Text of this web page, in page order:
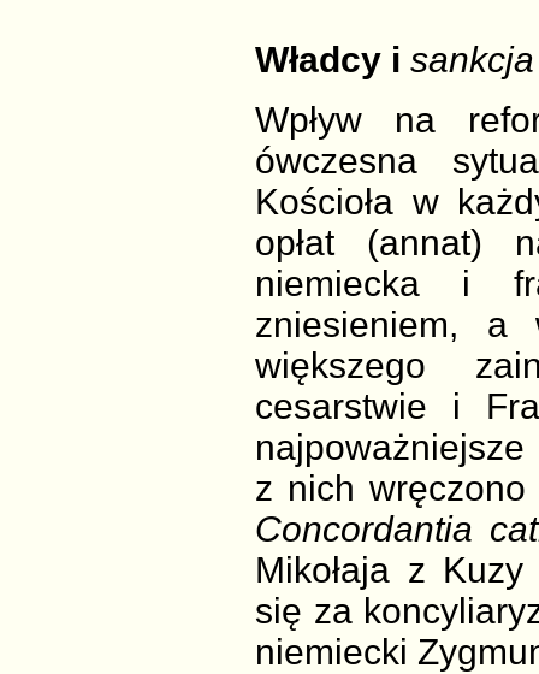
Władcy i
Wpływ na
ówczesna
Kościoła w
opłat (annat)
niemiecka i
zniesieniem, a
większego
cesarstwie i
najpoważniejsze
z nich wręczono
Concordantia
Mikołaja z Kuzy
się za
niemiecki